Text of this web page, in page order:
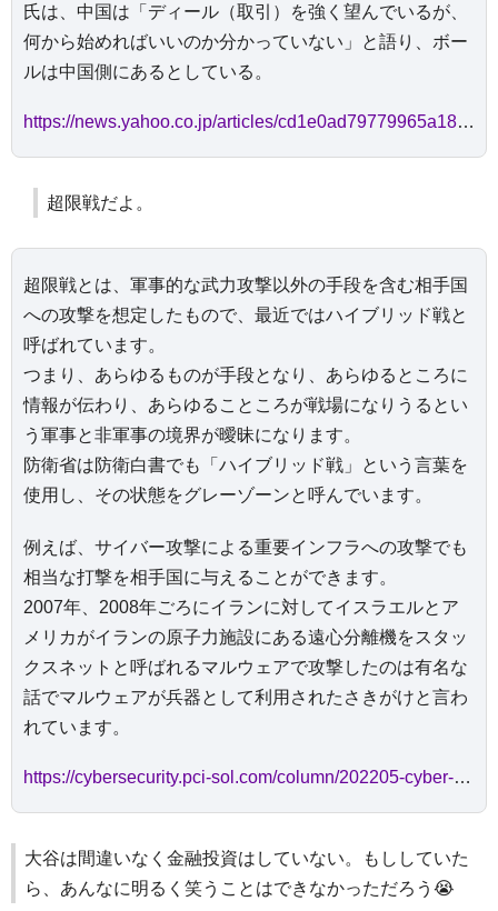
氏は、中国は「ディール（取引）を強く望んでいるが、
何から始めればいいのか分かっていない」と語り、ボー
ルは中国側にあるとしている。
https://news.yahoo.co.jp/articles/cd1e0ad79779965a18de73884a016fec9b5d5076
超限戦だよ。
超限戦とは、軍事的な武力攻撃以外の手段を含む相手国
への攻撃を想定したもので、最近ではハイブリッド戦と
呼ばれています。
つまり、あらゆるものが手段となり、あらゆるところに
情報が伝わり、あらゆることころが戦場になりうるとい
う軍事と非軍事の境界が曖昧になります。
防衛省は防衛白書でも「ハイブリッド戦」という言葉を
使用し、その状態をグレーゾーンと呼んでいます。
例えば、サイバー攻撃による重要インフラへの攻撃でも
相当な打撃を相手国に与えることができます。
2007年、2008年ごろにイランに対してイスラエルとア
メリカがイランの原子力施設にある遠心分離機をスタッ
クスネットと呼ばれるマルウェアで攻撃したのは有名な
話でマルウェアが兵器として利用されたさきがけと言わ
れています。
https://cybersecurity.pci-sol.com/column/202205-cyber-security-trends2022/
大谷は間違いなく金融投資はしていない。もししていた
ら、あんなに明るく笑うことはできなかっただろう😭